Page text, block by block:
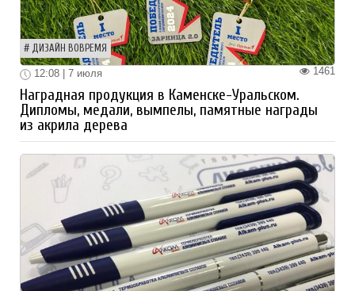
ДИЗАЙН ВОВРЕМЯ
1461
12:08 | 7 июля
Наградная продукция в Каменске-Уральском.
Дипломы, медали, вымпелы, памятные награды
из акрила дерева